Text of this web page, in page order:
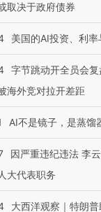
取决于政府债券
美国的AI投资、利率
字节跳动开全员会
海外竞对拉开差距
AI不是镜子，是蒸馏
因严重违纪违法 李
大代表职务
大西洋观察｜特朗